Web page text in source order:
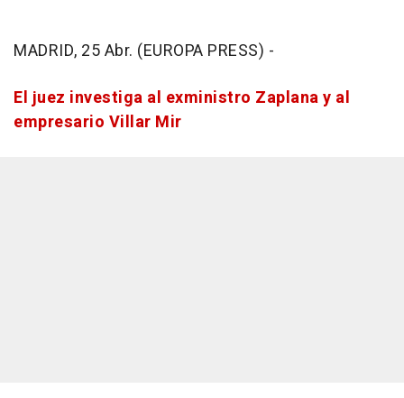
MADRID, 25 Abr. (EUROPA PRESS) -
El juez investiga al exministro Zaplana y al
empresario Villar Mir